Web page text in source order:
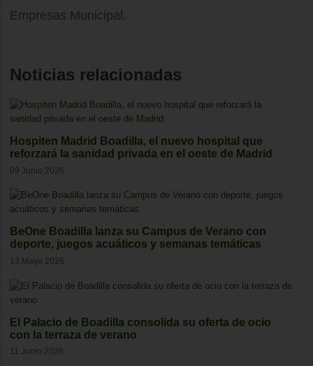
Empresas Municipal.
Noticias relacionadas
Hospiten Madrid Boadilla, el nuevo hospital que
reforzará la sanidad privada en el oeste de Madrid
09 Junio 2026
BeOne Boadilla lanza su Campus de Verano con
deporte, juegos acuáticos y semanas temáticas
13 Mayo 2026
El Palacio de Boadilla consolida su oferta de ocio
con la terraza de verano
11 Junio 2026